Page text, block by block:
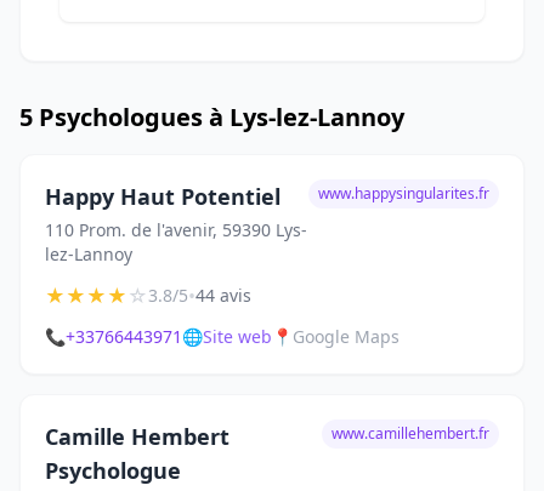
5 Psychologues à Lys-lez-Lannoy
Happy Haut Potentiel
110 Prom. de l'avenir, 59390 Lys-
lez-Lannoy
www.happysingularites.fr
★★★★☆3.8/5•44 avis
📞+33766443971 🌐Site web 📍 Google Maps
Camille Hembert
Psychologue
www.camillehembert.fr